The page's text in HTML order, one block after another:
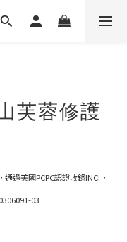
芙蓉修護
過美國PCPC認證收錄INCI，
03